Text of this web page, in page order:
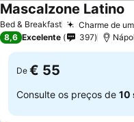
Bed & Breakfast Charme de
Mascalzone Latino
8,6 Excelente 397
De € 55
Consulte os preços de 10